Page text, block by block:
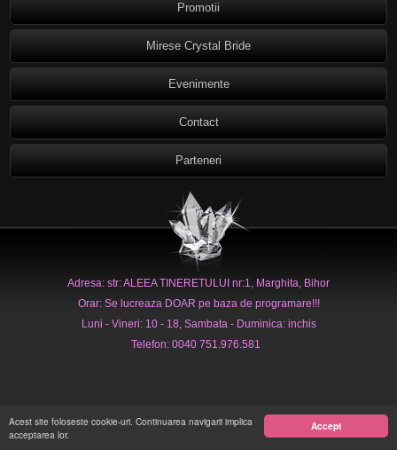
Accept
Acest site foloseste cookie-uri. Continuarea navigarii implica
acceptarea lor.
Promotii
Mirese Crystal Bride
Evenimente
Contact
Parteneri
Adresa: str: ALEEA TINERETULUI nr:1, Marghita, Bihor
Orar: Se lucreaza DOAR pe baza de programare!!!
Luni - Vineri: 10 - 18, Sambata - Duminica: inchis
Telefon: 0040 751.976.581